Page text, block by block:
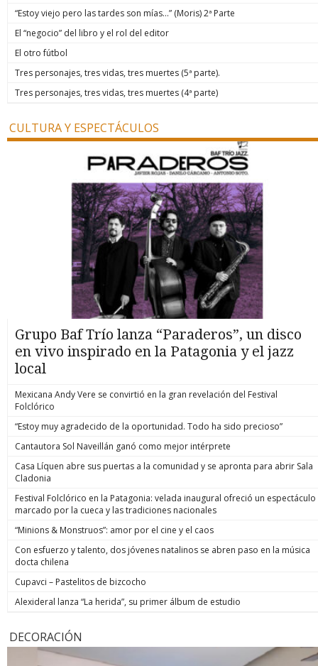
“Estoy viejo pero las tardes son mías…” (Moris) 2ª Parte
El “negocio” del libro y el rol del editor
El otro fútbol
Tres personajes, tres vidas, tres muertes (5ª parte).
Tres personajes, tres vidas, tres muertes (4ª parte)
CULTURA Y ESPECTÁCULOS
Grupo Baf Trío lanza “Paraderos”, un disco
en vivo inspirado en la Patagonia y el jazz
local
Mexicana Andy Vere se convirtió en la gran revelación del Festival
Folclórico
“Estoy muy agradecido de la oportunidad. Todo ha sido precioso”
Cantautora Sol Naveillán ganó como mejor intérprete
Casa Líquen abre sus puertas a la comunidad y se apronta para abrir Sala
Cladonia
Festival Folclórico en la Patagonia: velada inaugural ofreció un espectáculo
marcado por la cueca y las tradiciones nacionales
“Minions & Monstruos”: amor por el cine y el caos
Con esfuerzo y talento, dos jóvenes natalinos se abren paso en la música
docta chilena
Cupavci – Pastelitos de bizcocho
Alexideral lanza “La herida”, su primer álbum de estudio
DECORACIÓN